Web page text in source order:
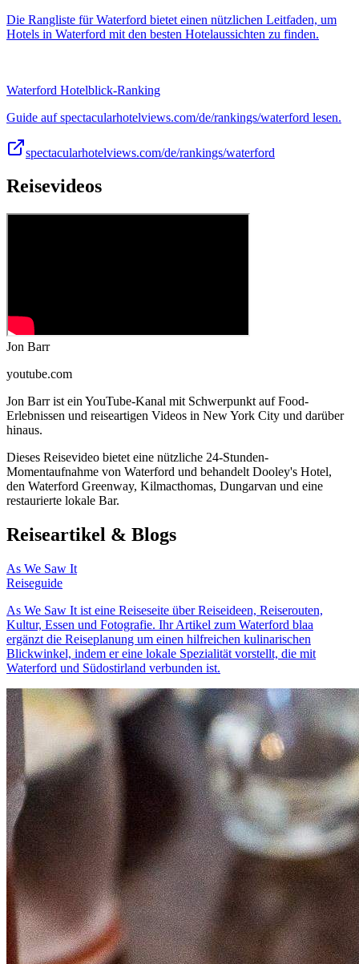
Die Rangliste für Waterford bietet einen nützlichen Leitfaden, um
Hotels in Waterford mit den besten Hotelaussichten zu finden.
Waterford Hotelblick-Ranking
Guide auf spectacularhotelviews.com/de/rankings/waterford lesen.
spectacularhotelviews.com/de/rankings/waterford
Reisevideos
Jon Barr
youtube.com
Jon Barr ist ein YouTube-Kanal mit Schwerpunkt auf Food-
Erlebnissen und reiseartigen Videos in New York City und darüber
hinaus.
Dieses Reisevideo bietet eine nützliche 24-Stunden-
Momentaufnahme von Waterford und behandelt Dooley's Hotel,
den Waterford Greenway, Kilmacthomas, Dungarvan und eine
restaurierte lokale Bar.
Reiseartikel & Blogs
As We Saw It
Reiseguide
As We Saw It ist eine Reiseseite über Reiseideen, Reiserouten,
Kultur, Essen und Fotografie. Ihr Artikel zum Waterford blaa
ergänzt die Reiseplanung um einen hilfreichen kulinarischen
Blickwinkel, indem er eine lokale Spezialität vorstellt, die mit
Waterford und Südostirland verbunden ist.